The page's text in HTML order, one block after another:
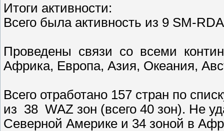
Итоги активности:
Всего была активность из 9 SM-
Проведены связи со всеми
Африка, Европа, Азия, Океания,
Всего отработано 157 стран по
из 38 WAZ зон (всего 40 зон). Не
Северной Америке и 34 зоной в